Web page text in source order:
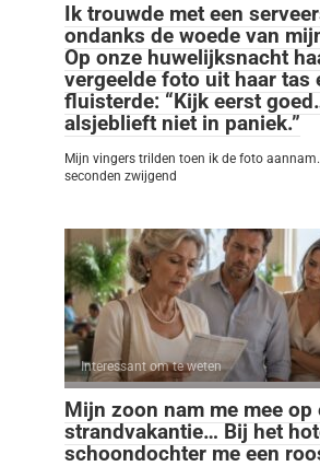
Ik trouwde met een
ondanks de woede van
Op onze huwelijksnacht
vergeelde foto uit haar tas
fluisterde: “Kijk eerst
alsjeblieft niet in paniek.”
Mijn vingers trilden toen ik de foto aannam.
seconden zwijgend
Interessant om te weten
Mijn zoon nam me mee op
strandvakantie… Bij het
schoondochter me een